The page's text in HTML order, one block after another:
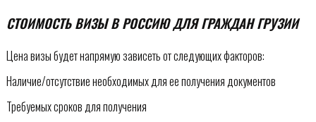
СТОИМОСТЬ ВИЗЫ В РОССИЮ ДЛЯ ГРАЖДАН ГРУЗИИ
Цена визы будет напрямую зависеть от следующих факторов:
Наличие/отсутствие необходимых для ее получения документов
Требуемых сроков для получения